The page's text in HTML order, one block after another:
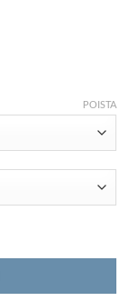
POISTA